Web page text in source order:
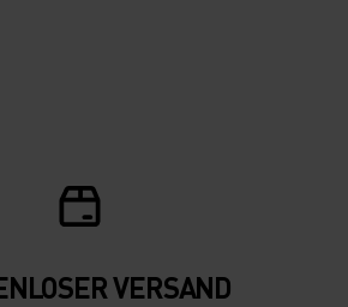
VERSAND